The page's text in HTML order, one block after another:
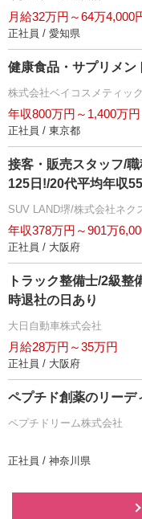
月給32万円～64万4,000
正社員 / 愛知県
健康食品・サプリメン
株式会社ベイコスメティッ
年収800万円～1,400万円
正社員 / 東京都
接客・販売スタッフ/
125日!/20代平均年収
SUV LAND堺/株式会社ネク
年収378万円～901万
正社員 / 大阪府
トラック整備士/2級
時退社の日あり
大日自動車株式会社
月給28万円～35万円
正社員 / 大阪府
ペプチド創薬のリーデ
ペプチドリーム株式会社
正社員 / 神奈川県